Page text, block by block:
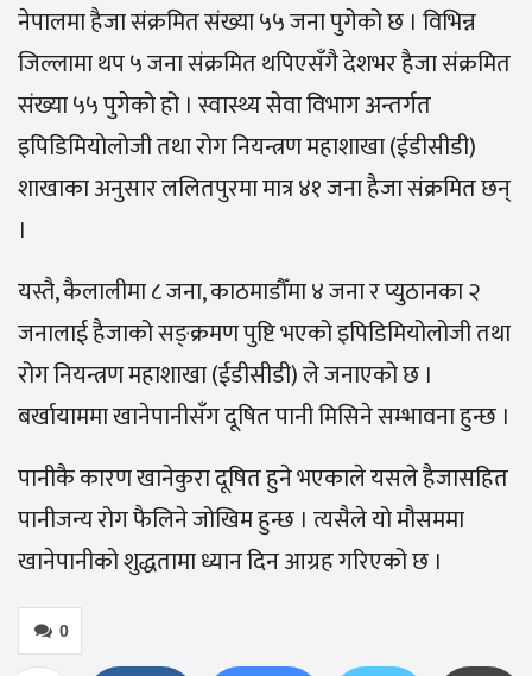
नेपालमा हैजा संक्रमित संख्या ५५ जना पुगेको छ । विभिन्न
जिल्लामा थप ५ जना संक्रमित थपिएसँगै देशभर हैजा संक्रमित
संख्या ५५ पुगेको हो । स्वास्थ्य सेवा विभाग अन्तर्गत
इपिडिमियोलोजी तथा रोग नियन्त्रण महाशाखा (ईडीसीडी)
शाखाका अनुसार ललितपुरमा मात्र ४१ जना हैजा संक्रमित छन्
।
यस्तै, कैलालीमा ८ जना, काठमाडौँमा ४ जना र प्युठानका २
जनालाई हैजाको सङ्क्रमण पुष्टि भएको इपिडिमियोलोजी तथा
रोग नियन्त्रण महाशाखा (ईडीसीडी) ले जनाएको छ ।
बर्खायाममा खानेपानीसँग दूषित पानी मिसिने सम्भावना हुन्छ ।
पानीकै कारण खानेकुरा दूषित हुने भएकाले यसले हैजासहित
पानीजन्य रोग फैलिने जोखिम हुन्छ । त्यसैले यो मौसममा
खानेपानीको शुद्धतामा ध्यान दिन आग्रह गरिएको छ ।
0